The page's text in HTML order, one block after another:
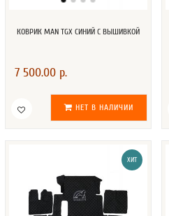
КОВРИК MAN TGX СИНИЙ С ВЫШИВКОЙ
7 500.00 р.
НЕТ В НАЛИЧИИ
ХИТ